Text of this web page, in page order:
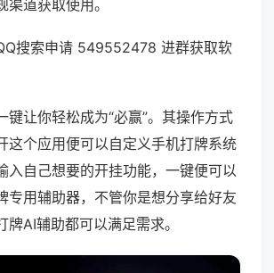
道获取使用。
搜索申请 549552478 进群获取软
键让你轻松成为“必赢”。其操作方式
这个应用便可以自定义手机打牌系统
入自己想要的开挂功能，一键便可以
专用辅助器，不管你是想分享给好友
牌AI辅助都可以满足需求。